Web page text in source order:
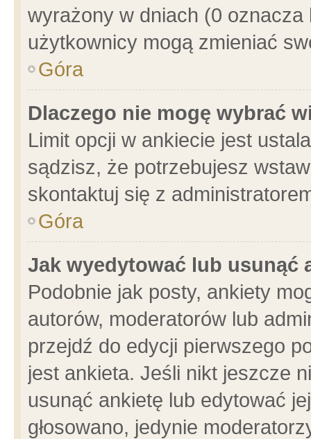
wyrażony w dniach (0
użytkownicy mogą zmieniać
Góra
Dlaczego nie mogę wybrać
Limit opcji w ankiecie jest
sądzisz, że potrzebujesz
skontaktuj się z
Góra
Jak wyedytować lub usunąć
Podobnie jak posty, ankiety
autorów, moderatorów lub
przejdź do edycji pierwszego
jest ankieta. Jeśli nikt jeszcze
usunąć ankietę lub edytować
głosowano, jedynie